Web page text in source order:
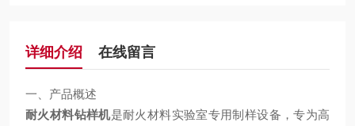
详细介绍 在线留言
一、产品概述
耐火材料钻样机是耐火材料实验室专用制样设备，专为高